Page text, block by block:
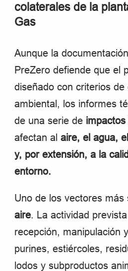
colaterales de la
Gas
Aunque la
PreZero defiende que el
diseñado con criterios de
ambiental, los informes
de una serie de
afectan alaire, el agua,
y, por extensión, a la
entorno.
Uno de los vectores más
aire. La actividad
recepción, manipulación
purines, estiércoles,
lodos y subproductos